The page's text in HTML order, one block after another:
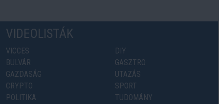
VIDEOLISTÁK
VICCES
BULVÁR
GAZDASÁG
CRYPTO
POLITIKA
DIY
GASZTRO
UTAZÁS
SPORT
TUDOMÁNY